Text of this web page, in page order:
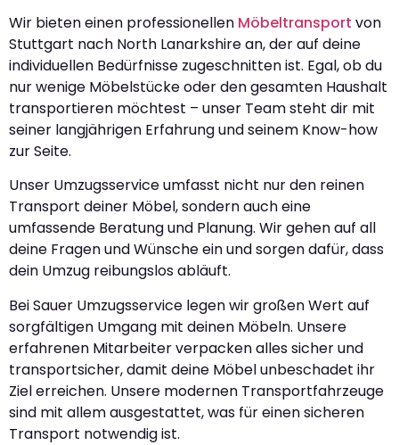
Wir bieten einen professionellen Möbeltransport von
Stuttgart nach North Lanarkshire an, der auf deine
individuellen Bedürfnisse zugeschnitten ist. Egal, ob du
nur wenige Möbelstücke oder den gesamten Haushalt
transportieren möchtest – unser Team steht dir mit
seiner langjährigen Erfahrung und seinem Know-how
zur Seite.
Unser Umzugsservice umfasst nicht nur den reinen
Transport deiner Möbel, sondern auch eine
umfassende Beratung und Planung. Wir gehen auf all
deine Fragen und Wünsche ein und sorgen dafür, dass
dein Umzug reibungslos abläuft.
Bei Sauer Umzugsservice legen wir großen Wert auf
sorgfältigen Umgang mit deinen Möbeln. Unsere
erfahrenen Mitarbeiter verpacken alles sicher und
transportsicher, damit deine Möbel unbeschadet ihr
Ziel erreichen. Unsere modernen Transportfahrzeuge
sind mit allem ausgestattet, was für einen sicheren
Transport notwendig ist.